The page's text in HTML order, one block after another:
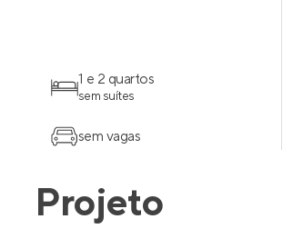
1 e 2 quartos
sem suítes
sem vagas
Projeto